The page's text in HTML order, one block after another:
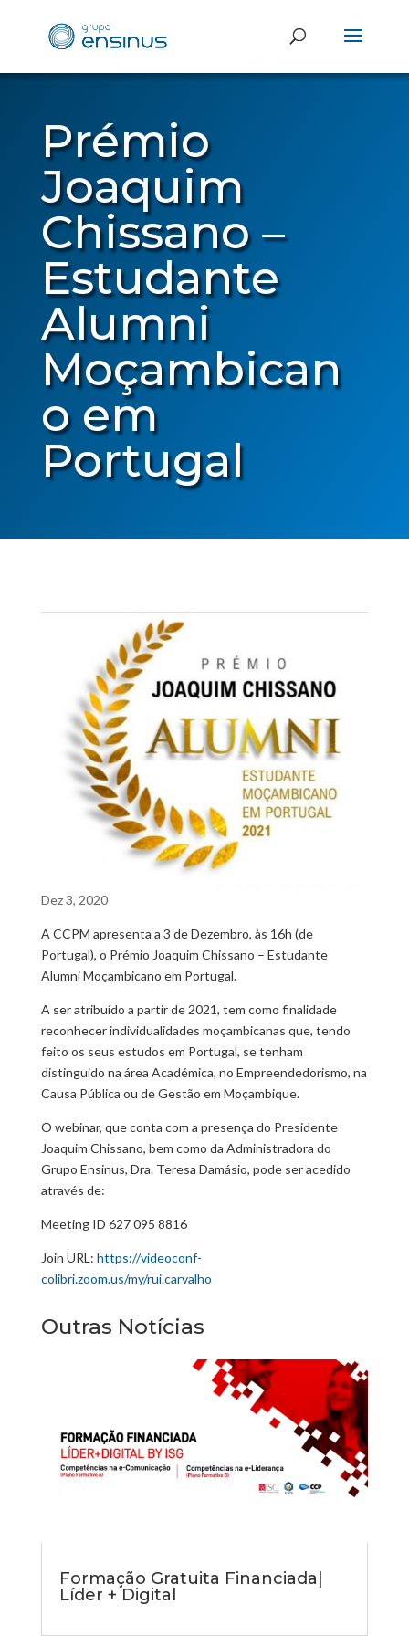
Prémio
Joaquim
Chissano –
Estudante
Alumni
Moçambican
o em
Portugal
Dez 3, 2020
A CCPM apresenta a 3 de Dezembro, às 16h (de
Portugal), o Prémio Joaquim Chissano – Estudante
Alumni Moçambicano em Portugal.
A ser atribuído a partir de 2021, tem como finalidade
reconhecer individualidades moçambicanas que, tendo
feito os seus estudos em Portugal, se tenham
distinguido na área Académica, no Empreendedorismo, na
Causa Pública ou de Gestão em Moçambique.
O webinar, que conta com a presença do Presidente
Joaquim Chissano, bem como da Administradora do
Grupo Ensinus, Dra. Teresa Damásio, pode ser acedido
através de:
Meeting ID 627 095 8816
Join URL: https://videoconf-
colibri.zoom.us/my/rui.carvalho
Outras Notícias
Formação Gratuita Financiada|
Líder + Digital